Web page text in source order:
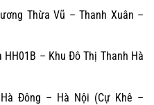
Thừa Vũ – Thanh Xuân –
– Khu Đô Thị Thanh Hà
Đông – Hà Nội (Cự Khê –